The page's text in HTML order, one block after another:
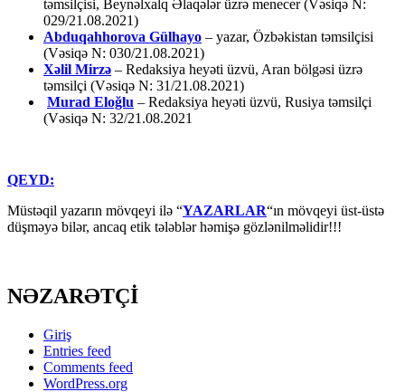
təmsilçisi, Beynəlxalq Əlaqələr üzrə menecer (Vəsiqə N:
029/21.08.2021)
Abduqahhorova Gülhayo – yazar, Özbəkistan təmsilçisi
(Vəsiqə N: 030/21.08.2021)
Xəlil Mirzə – Redaksiya heyəti üzvü, Aran bölgəsi üzrə
təmsilçi (Vəsiqə N: 31/21.08.2021)
Murad Eloğlu – Redaksiya heyəti üzvü, Rusiya təmsilçi
(Vəsiqə N: 32/21.08.2021
QEYD:
Müstəqil yazarın mövqeyi ilə “YAZARLAR“ın mövqeyi üst-üstə
düşməyə bilər, ancaq etik tələblər həmişə gözlənilməlidir!!!
NƏZARƏTÇİ
Giriş
Entries feed
Comments feed
WordPress.org